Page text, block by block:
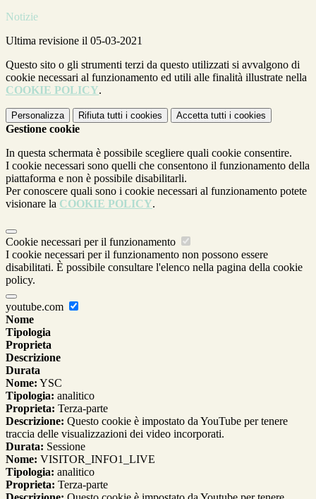
Notizie
Ultima revisione il 05-03-2021
Questo sito o gli strumenti terzi da questo utilizzati si avvalgono di
cookie necessari al funzionamento ed utili alle finalità illustrate nella
COOKIE POLICY.
Personalizza Rifiuta tutti i cookies Accetta tutti i cookies
Gestione cookie
In questa schermata è possibile scegliere quali cookie consentire.
I cookie necessari sono quelli che consentono il funzionamento della
piattaforma e non è possibile disabilitarli.
Per conoscere quali sono i cookie necessari al funzionamento potete
visionare la COOKIE POLICY.
Cookie necessari per il funzionamento
I cookie necessari per il funzionamento non possono essere
disabilitati. È possibile consultare l'elenco nella pagina della cookie
policy.
youtube.com
Nome
Tipologia
Proprieta
Descrizione
Durata
Nome: YSC
Tipologia: analitico
Proprieta: Terza-parte
Descrizione: Questo cookie è impostato da YouTube per tenere
traccia delle visualizzazioni dei video incorporati.
Durata: Sessione
Nome: VISITOR_INFO1_LIVE
Tipologia: analitico
Proprieta: Terza-parte